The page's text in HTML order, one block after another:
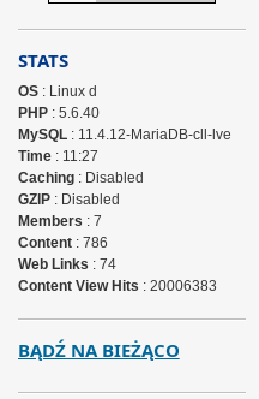
STATS
OS: Linux d
PHP: 5.6.40
MySQL: 11.4.12-MariaDB-cll-lve
Time: 11:27
Caching: Disabled
GZIP: Disabled
Members : 7
Content: 786
Web Links : 74
Content View Hits : 20006383
BĄDŹ NA BIEŻĄCO